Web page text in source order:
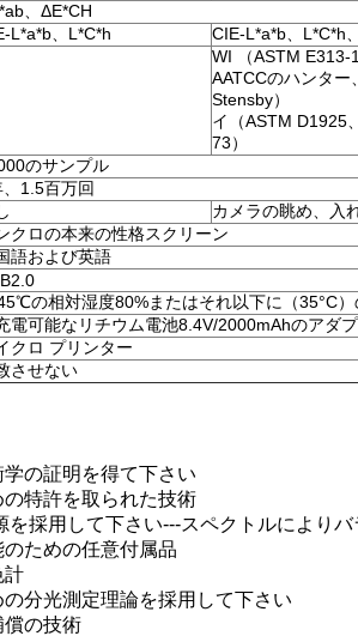
、ΔE*CH
L*a*b、L*C*h CIE-L*a*b、L*C*h
WI （ASTM E313-
AATCCのハンター
Stensby）
イ（ASTM D1925
73）
のサンプル
1.5百万回
カメラの眺め、入
クロの本来の性格スクリーン
語および英語
の相対湿度80%またはそれ以下に（35°C
電可能なリチウム電池8.4V/2000mAhのアダ
クロ プリンター
させない
学の証明を得て下さい
特許を取られた技術
を採用して下さい---スペクトルにより
ための任意付属品
計
分光測定理論を採用して下さい
の技術